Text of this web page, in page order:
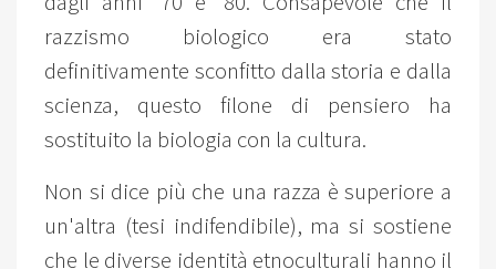
razzismo biologico era stato
definitivamente sconfitto dalla storia e dalla
scienza, questo filone di pensiero ha
sostituito la biologia con la cultura.
Non si dice più che una razza è superiore a
un'altra (tesi indifendibile), ma si sostiene
che le diverse identità etnoculturali hanno il